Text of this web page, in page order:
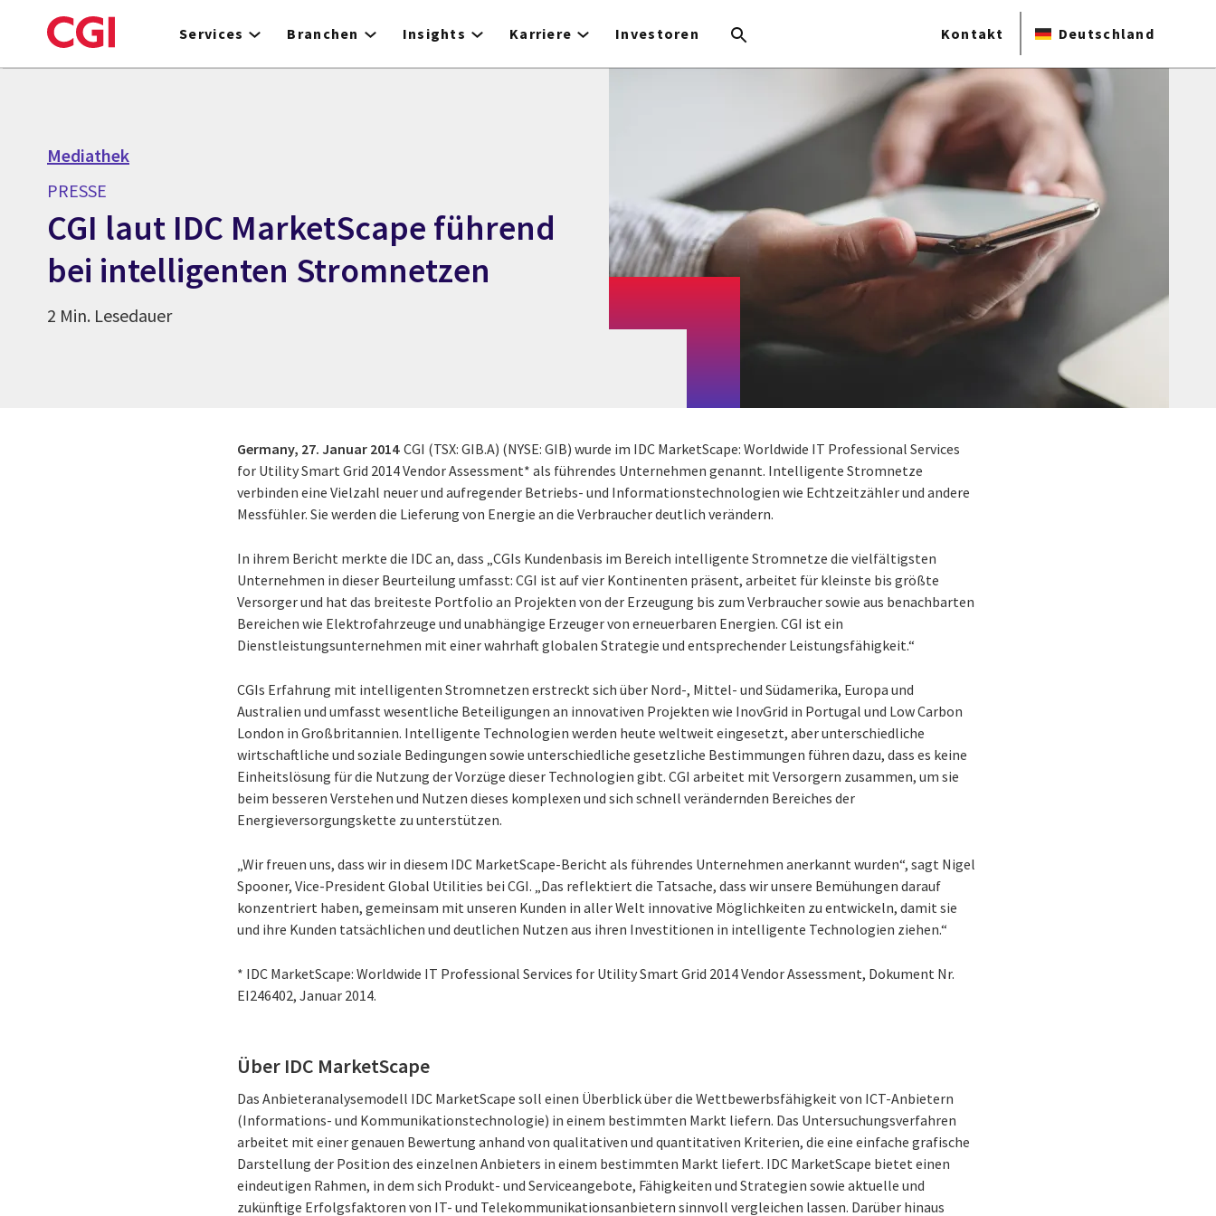
to
Services Branchen Insights Karriere Investoren Kontakt Deutschland
Mediathek
PRESSE
CGI laut IDC MarketScape führend
bei intelligenten Stromnetzen
2 Min. Lesedauer
Germany, 27. Januar 2014 CGI (TSX: GIB.A) (NYSE: GIB) wurde im IDC MarketScape: Worldwide IT Professional Services
for Utility Smart Grid 2014 Vendor Assessment* als führendes Unternehmen genannt. Intelligente Stromnetze
verbinden eine Vielzahl neuer und aufregender Betriebs- und Informationstechnologien wie Echtzeitzähler und andere
Messfühler. Sie werden die Lieferung von Energie an die Verbraucher deutlich verändern.
In ihrem Bericht merkte die IDC an, dass „CGIs Kundenbasis im Bereich intelligente Stromnetze die vielfältigsten
Unternehmen in dieser Beurteilung umfasst: CGI ist auf vier Kontinenten präsent, arbeitet für kleinste bis größte
Versorger und hat das breiteste Portfolio an Projekten von der Erzeugung bis zum Verbraucher sowie aus benachbarten
Bereichen wie Elektrofahrzeuge und unabhängige Erzeuger von erneuerbaren Energien. CGI ist ein
Dienstleistungsunternehmen mit einer wahrhaft globalen Strategie und entsprechender Leistungsfähigkeit.“
CGIs Erfahrung mit intelligenten Stromnetzen erstreckt sich über Nord-, Mittel- und Südamerika, Europa und
Australien und umfasst wesentliche Beteiligungen an innovativen Projekten wie InovGrid in Portugal und Low Carbon
London in Großbritannien. Intelligente Technologien werden heute weltweit eingesetzt, aber unterschiedliche
wirtschaftliche und soziale Bedingungen sowie unterschiedliche gesetzliche Bestimmungen führen dazu, dass es keine
Einheitslösung für die Nutzung der Vorzüge dieser Technologien gibt. CGI arbeitet mit Versorgern zusammen, um sie
beim besseren Verstehen und Nutzen dieses komplexen und sich schnell verändernden Bereiches der
Energieversorgungskette zu unterstützen.
„Wir freuen uns, dass wir in diesem IDC MarketScape-Bericht als führendes Unternehmen anerkannt wurden“, sagt Nigel
Spooner, Vice-President Global Utilities bei CGI. „Das reflektiert die Tatsache, dass wir unsere Bemühungen darauf
konzentriert haben, gemeinsam mit unseren Kunden in aller Welt innovative Möglichkeiten zu entwickeln, damit sie
und ihre Kunden tatsächlichen und deutlichen Nutzen aus ihren Investitionen in intelligente Technologien ziehen.“
* IDC MarketScape: Worldwide IT Professional Services for Utility Smart Grid 2014 Vendor Assessment, Dokument Nr.
EI246402, Januar 2014.
Über IDC MarketScape
Das Anbieteranalysemodell IDC MarketScape soll einen Überblick über die Wettbewerbsfähigkeit von ICT-Anbietern
(Informations- und Kommunikationstechnologie) in einem bestimmten Markt liefern. Das Untersuchungsverfahren
arbeitet mit einer genauen Bewertung anhand von qualitativen und quantitativen Kriterien, die eine einfache grafische
Darstellung der Position des einzelnen Anbieters in einem bestimmten Markt liefert. IDC MarketScape bietet einen
eindeutigen Rahmen, in dem sich Produkt- und Serviceangebote, Fähigkeiten und Strategien sowie aktuelle und
zukünftige Erfolgsfaktoren von IT- und Telekommunikationsanbietern sinnvoll vergleichen lassen. Darüber hinaus